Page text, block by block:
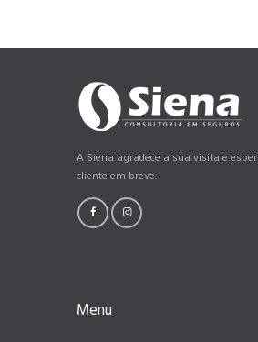
A Siena agradece a sua visita e
cliente em breve.
Menu